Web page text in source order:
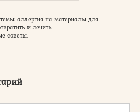
аллергия на материалы для
и лечить.
советы,